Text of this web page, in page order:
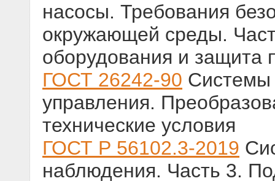
насосы. Требования
окружающей среды.
оборудования и защита
ГОСТ 26242-90 Системы
управления.
технические условия
ГОСТ Р 56102.3-2019
наблюдения. Часть 3.